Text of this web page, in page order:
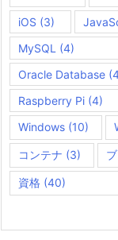
iOS (3)
MySQL (4)
Oracle Database
Raspberry Pi (4)
Windows (10)
コンテナ (3)
資格 (40)